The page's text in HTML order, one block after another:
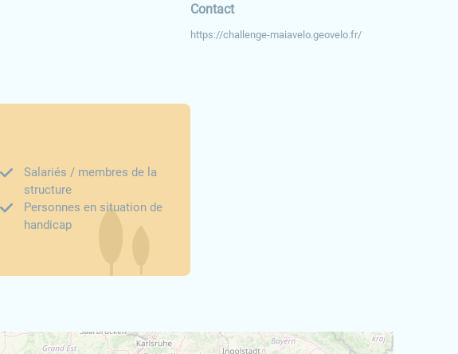
Salariés / membres de la
structure
Personnes en situation de
handicap
Contact
https://challenge-maiavelo.geovelo.fr/